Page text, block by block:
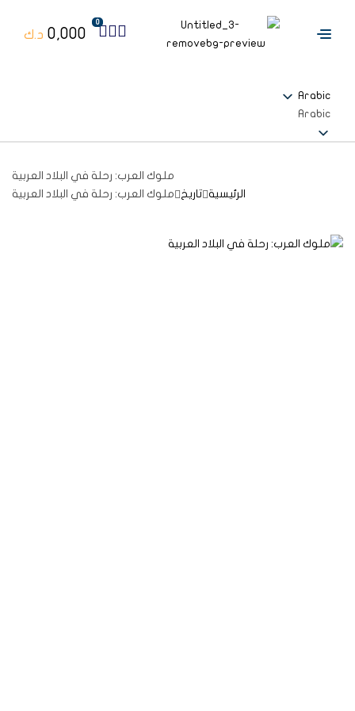
0
0,000 د.ك
Arabic
Arabic
ملوك العرب: رحلة في البلاد العربية
الرئيسية تاريخ ملوك العرب: رحلة في البلاد العربية